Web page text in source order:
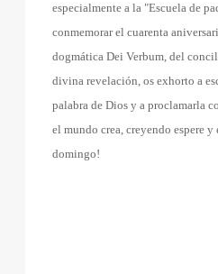
especialmente a la "Escuela de
conmemorar el cuarenta
dogmática Dei Verbum, del
divina revelación, os exhorto a
palabra de Dios y a proclamarla
el mundo crea, creyendo espere y
domingo!